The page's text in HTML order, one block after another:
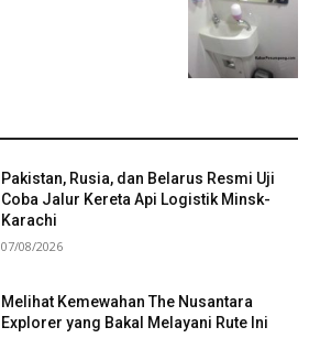
Pakistan, Rusia, dan Belarus Resmi Uji
Coba Jalur Kereta Api Logistik Minsk-
Karachi
07/08/2026
Melihat Kemewahan The Nusantara
Explorer yang Bakal Melayani Rute Ini